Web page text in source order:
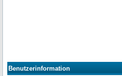
Benutzerinformation